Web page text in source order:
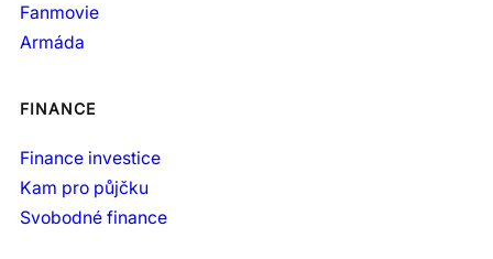
Fanmovie
Armáda
FINANCE
Finance investice
Kam pro půjčku
Svobodné finance